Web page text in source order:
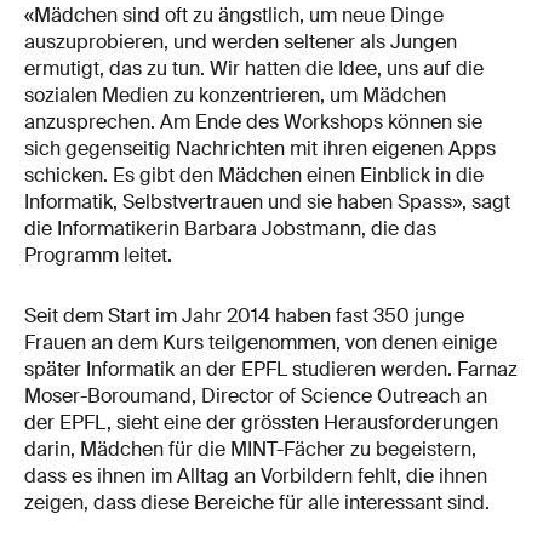
«Mädchen sind oft zu ängstlich, um neue Dinge
auszuprobieren, und werden seltener als Jungen
ermutigt, das zu tun. Wir hatten die Idee, uns auf die
sozialen Medien zu konzentrieren, um Mädchen
anzusprechen. Am Ende des Workshops können sie
sich gegenseitig Nachrichten mit ihren eigenen Apps
schicken. Es gibt den Mädchen einen Einblick in die
Informatik, Selbstvertrauen und sie haben Spass», sagt
die Informatikerin Barbara Jobstmann, die das
Programm leitet.
Seit dem Start im Jahr 2014 haben fast 350 junge
Frauen an dem Kurs teilgenommen, von denen einige
später Informatik an der EPFL studieren werden. Farnaz
Moser-Boroumand, Director of Science Outreach an
der EPFL, sieht eine der grössten Herausforderungen
darin, Mädchen für die MINT-Fächer zu begeistern,
dass es ihnen im Alltag an Vorbildern fehlt, die ihnen
zeigen, dass diese Bereiche für alle interessant sind.